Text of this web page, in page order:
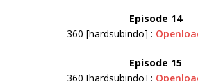
Episode 14
360 [hardsubindo] :
Episode 15
360 [hardsubindo] :